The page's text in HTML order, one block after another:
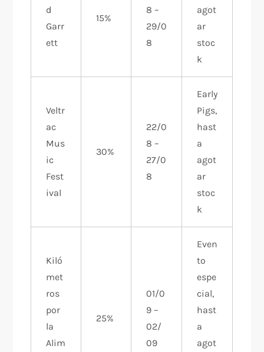
d
Garr
ett
15%
8 –
29/0
8
agot
ar
stoc
k
Veltr
ac
Mus
ic
Fest
ival
30%
22/0
8 –
27/0
8
Early
Pigs,
hast
a
agot
ar
stoc
k
Kiló
met
ros
por
la
Alim
25%
01/0
9 –
02/
09
Even
to
espe
cial,
hast
a
agot